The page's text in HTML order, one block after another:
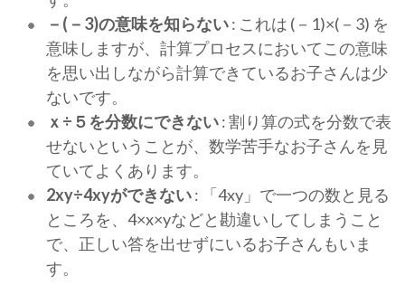
－(－3)の意味を知らない: これは (－1)×(－3) を
意味しますが、計算プロセスにおいてこの意味
を思い出しながら計算できているお子さんは少
ないです。
ｘ÷５を分数にできない: 割り算の式を分数で表
せないということが、数学苦手なお子さんを見
ていてよくあります。
2xy÷4xyができない: 「4xy」で一つの数と見る
ところを、4×x×yなどと勘違いしてしまうこと
で、正しい答を出せずにいるお子さんもいま
す。